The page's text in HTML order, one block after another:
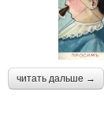
читать дальше →